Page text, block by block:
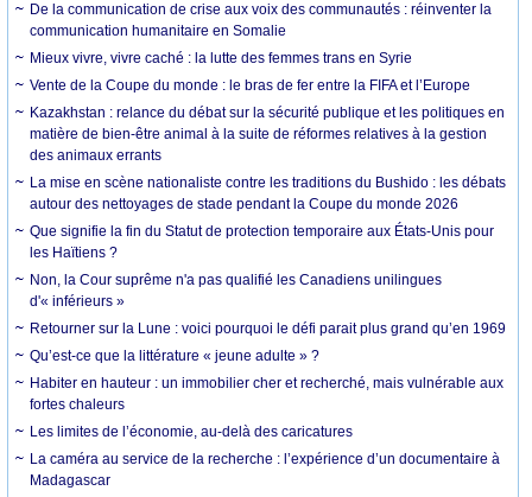
De la communication de crise aux voix des communautés : réinventer la
communication humanitaire en Somalie
Mieux vivre, vivre caché : la lutte des femmes trans en Syrie
Vente de la Coupe du monde : le bras de fer entre la FIFA et l’Europe
Kazakhstan : relance du débat sur la sécurité publique et les politiques en
matière de bien-être animal à la suite de réformes relatives à la gestion
des animaux errants
La mise en scène nationaliste contre les traditions du Bushido : les débats
autour des nettoyages de stade pendant la Coupe du monde 2026
Que signifie la fin du Statut de protection temporaire aux États-Unis pour
les Haïtiens ?
Non, la Cour suprême n'a pas qualifié les Canadiens unilingues
d'« inférieurs »
Retourner sur la Lune : voici pourquoi le défi parait plus grand qu’en 1969
Qu’est-ce que la littérature « jeune adulte » ?
Habiter en hauteur : un immobilier cher et recherché, mais vulnérable aux
fortes chaleurs
Les limites de l’économie, au-delà des caricatures
La caméra au service de la recherche : l’expérience d’un documentaire à
Madagascar